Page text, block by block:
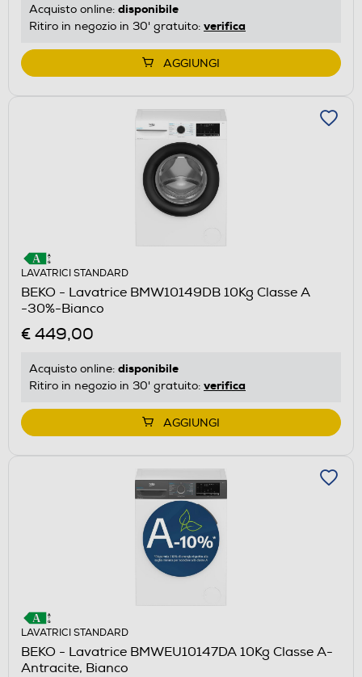
Acquisto online: disponibile
Ritiro in negozio in 30' gratuito: verifica
AGGIUNGI
LAVATRICI STANDARD
BEKO - Lavatrice BMW10149DB 10Kg Classe A
-30%-Bianco
€ 449,00
Acquisto online: disponibile
Ritiro in negozio in 30' gratuito: verifica
AGGIUNGI
LAVATRICI STANDARD
BEKO - Lavatrice BMWEU10147DA 10Kg Classe A-
Antracite, Bianco